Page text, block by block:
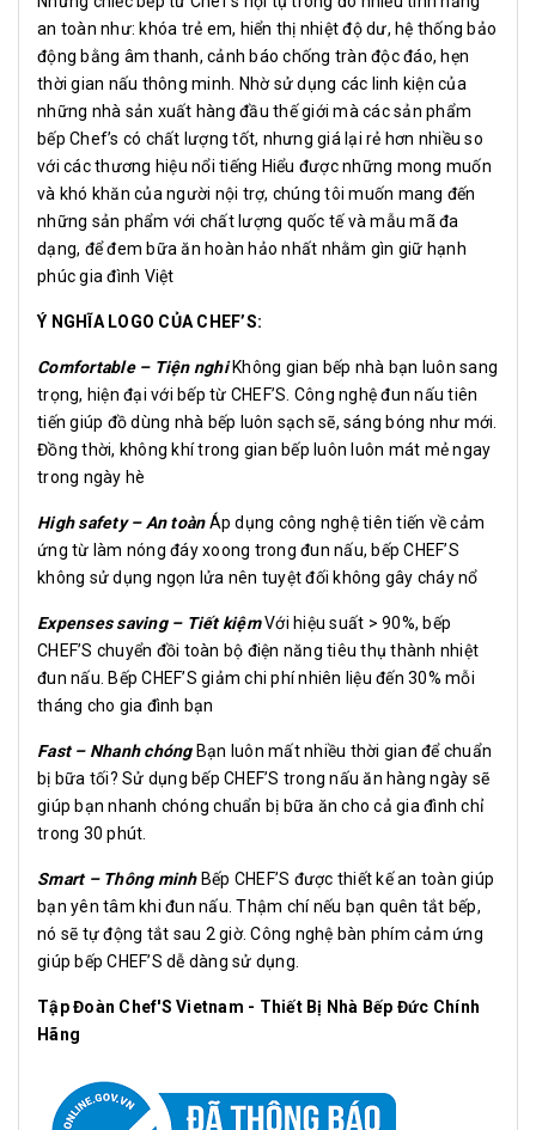
an toàn như: khóa trẻ em, hiển thị nhiệt độ dư, hệ thống bảo
động bằng âm thanh, cảnh báo chống tràn độc đáo, hẹn
thời gian nấu thông minh. Nhờ sử dụng các linh kiện của
những nhà sản xuất hàng đầu thế giới mà các sản phẩm
bếp Chef’s có chất lượng tốt, nhưng giá lại rẻ hơn nhiều so
với các thương hiệu nổi tiếng Hiểu được những mong muốn
và khó khăn của người nội trợ, chúng tôi muốn mang đến
những sản phẩm với chất lượng quốc tế và mẫu mã đa
dạng, để đem bữa ăn hoàn hảo nhất nhằm gìn giữ hạnh
phúc gia đình Việt
Ý NGHĨA LOGO CỦA CHEF’S:
Comfortable – Tiện nghiKhông gian bếp nhà bạn luôn sang
trọng, hiện đại với bếp từ CHEF’S. Công nghệ đun nấu tiên
tiến giúp đồ dùng nhà bếp luôn sạch sẽ, sáng bóng như mới.
Đồng thời, không khí trong gian bếp luôn luôn mát mẻ ngay
trong ngày hè
High safety – An toànÁp dụng công nghệ tiên tiến về cảm
ứng từ làm nóng đáy xoong trong đun nấu, bếp CHEF’S
không sử dụng ngọn lửa nên tuyệt đối không gây cháy nổ
Expenses saving – Tiết kiệmVới hiệu suất > 90%, bếp
CHEF’S chuyển đồi toàn bộ điện năng tiêu thụ thành nhiệt
đun nấu. Bếp CHEF’S giảm chi phí nhiên liệu đến 30% mỗi
tháng cho gia đình bạn
Fast – Nhanh chóngBạn luôn mất nhiều thời gian để chuẩn
bị bữa tối? Sử dụng bếp CHEF’S trong nấu ăn hàng ngày sẽ
giúp bạn nhanh chóng chuẩn bị bữa ăn cho cả gia đình chỉ
trong 30 phút.
Smart – Thông minhBếp CHEF’S được thiết kế an toàn giúp
bạn yên tâm khi đun nấu. Thậm chí nếu bạn quên tắt bếp,
nó sẽ tự động tắt sau 2 giờ. Công nghệ bàn phím cảm ứng
giúp bếp CHEF’S dễ dàng sử dụng.
Tập Đoàn Chef'S Vietnam - Thiết Bị Nhà Bếp Đức Chính
Hãng